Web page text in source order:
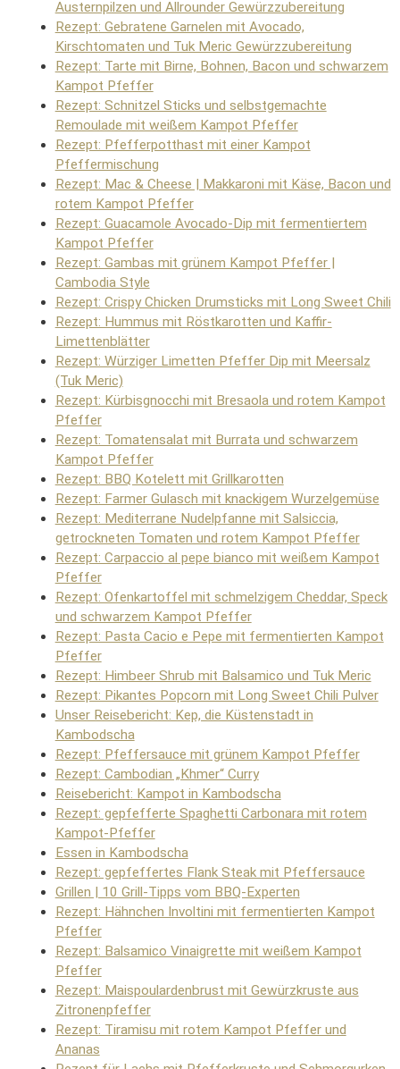
Austernpilzen und Allrounder Gewürzzubereitung
Rezept: Gebratene Garnelen mit Avocado,
Kirschtomaten und Tuk Meric Gewürzzubereitung
Rezept: Tarte mit Birne, Bohnen, Bacon und schwarzem
Kampot Pfeffer
Rezept: Schnitzel Sticks und selbstgemachte
Remoulade mit weißem Kampot Pfeffer
Rezept: Pfefferpotthast mit einer Kampot
Pfeffermischung
Rezept: Mac & Cheese | Makkaroni mit Käse, Bacon und
rotem Kampot Pfeffer
Rezept: Guacamole Avocado-Dip mit fermentiertem
Kampot Pfeffer
Rezept: Gambas mit grünem Kampot Pfeffer |
Cambodia Style
Rezept: Crispy Chicken Drumsticks mit Long Sweet Chili
Rezept: Hummus mit Röstkarotten und Kaffir-
Limettenblätter
Rezept: Würziger Limetten Pfeffer Dip mit Meersalz
(Tuk Meric)
Rezept: Kürbisgnocchi mit Bresaola und rotem Kampot
Pfeffer
Rezept: Tomatensalat mit Burrata und schwarzem
Kampot Pfeffer
Rezept: BBQ Kotelett mit Grillkarotten
Rezept: Farmer Gulasch mit knackigem Wurzelgemüse
Rezept: Mediterrane Nudelpfanne mit Salsiccia,
getrockneten Tomaten und rotem Kampot Pfeffer
Rezept: Carpaccio al pepe bianco mit weißem Kampot
Pfeffer
Rezept: Ofenkartoffel mit schmelzigem Cheddar, Speck
und schwarzem Kampot Pfeffer
Rezept: Pasta Cacio e Pepe mit fermentierten Kampot
Pfeffer
Rezept: Himbeer Shrub mit Balsamico und Tuk Meric
Rezept: Pikantes Popcorn mit Long Sweet Chili Pulver
Unser Reisebericht: Kep, die Küstenstadt in
Kambodscha
Rezept: Pfeffersauce mit grünem Kampot Pfeffer
Rezept: Cambodian „Khmer“ Curry
Reisebericht: Kampot in Kambodscha
Rezept: gepfefferte Spaghetti Carbonara mit rotem
Kampot-Pfeffer
Essen in Kambodscha
Rezept: gepfeffertes Flank Steak mit Pfeffersauce
Grillen | 10 Grill-Tipps vom BBQ-Experten
Rezept: Hähnchen Involtini mit fermentierten Kampot
Pfeffer
Rezept: Balsamico Vinaigrette mit weißem Kampot
Pfeffer
Rezept: Maispoulardenbrust mit Gewürzkruste aus
Zitronenpfeffer
Rezept: Tiramisu mit rotem Kampot Pfeffer und
Ananas